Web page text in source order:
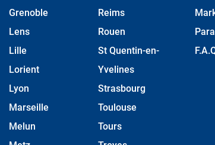
Grenoble
Lens
Lille
Lorient
Lyon
Marseille
Melun
Reims
Rouen
St Quentin-en-
Yvelines
Strasbourg
Toulouse
Tours